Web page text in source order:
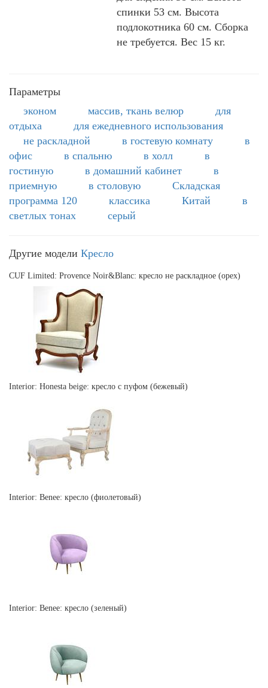
спинки 53 см. Высота
подлокотника 60 см. Сборка
не требуется. Вес 15 кг.
Параметры
эконом
массив, ткань велюр
для
отдыха
для ежедневного использования
не раскладной
в гостевую комнату
в
офис
в спальню в холл
в
гостиную
в домашний кабинет
в
приемную
в столовую
Складская
программа 120
классика Китай
в
светлых тонах
серый
Другие модели Кресло
CUF Limited: Provence Noir&Blanc: кресло не раскладное (орех)
Interior: Honesta beige: кресло с пуфом (бежевый)
Interior: Benee: кресло (фиолетовый)
Interior: Benee: кресло (зеленый)